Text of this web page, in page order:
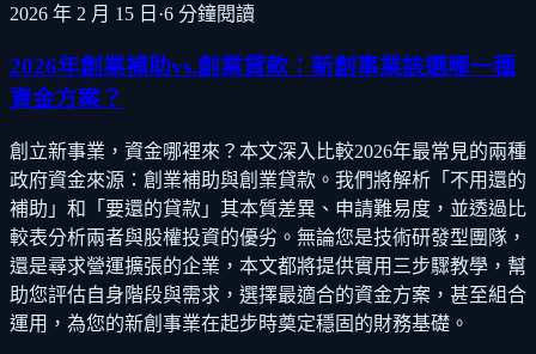
2026 年 2 月 15 日 ·6 分鐘閱讀
2026年創業補助vs.創業貸款：新創事業該選哪一種
資金方案？
創立新事業，資金哪裡來？本文深入比較2026年最常見的兩種
政府資金來源：創業補助與創業貸款。我們將解析「不用還的
補助」和「要還的貸款」其本質差異、申請難易度，並透過比
較表分析兩者與股權投資的優劣。無論您是技術研發型團隊，
還是尋求營運擴張的企業，本文都將提供實用三步驟教學，幫
助您評估自身階段與需求，選擇最適合的資金方案，甚至組合
運用，為您的新創事業在起步時奠定穩固的財務基礎。